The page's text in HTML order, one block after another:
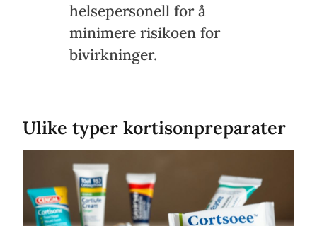
helsepersonell for å
minimere risikoen for
bivirkninger.
Ulike typer kortisonpreparater